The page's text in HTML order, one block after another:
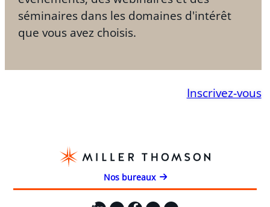
séminaires dans les domaines d'intérêt
que vous avez choisis.
Inscrivez-vous
Nos bureaux